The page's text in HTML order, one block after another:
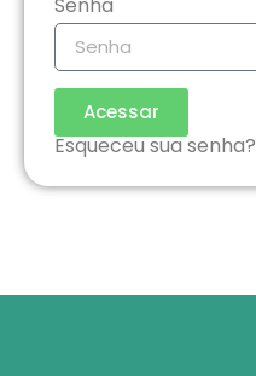
Acessar
Esqueceu sua senha?